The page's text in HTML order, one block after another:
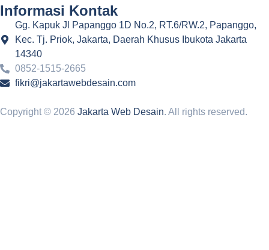
Informasi Kontak
Gg. Kapuk Jl Papanggo 1D No.2, RT.6/RW.2, Papanggo,
Kec. Tj. Priok, Jakarta, Daerah Khusus Ibukota Jakarta
14340
0852-1515-2665
fikri@jakartawebdesain.com
Copyright © 2026 Jakarta Web Desain. All rights reserved.